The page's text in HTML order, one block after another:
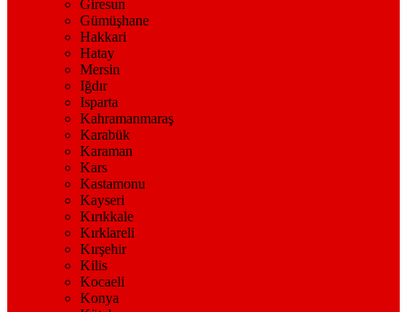
Giresun
Gümüşhane
Hakkari
Hatay
Mersin
Iğdır
Isparta
Kahramanmaraş
Karabük
Karaman
Kars
Kastamonu
Kayseri
Kırıkkale
Kırklareli
Kırşehir
Kilis
Kocaeli
Konya